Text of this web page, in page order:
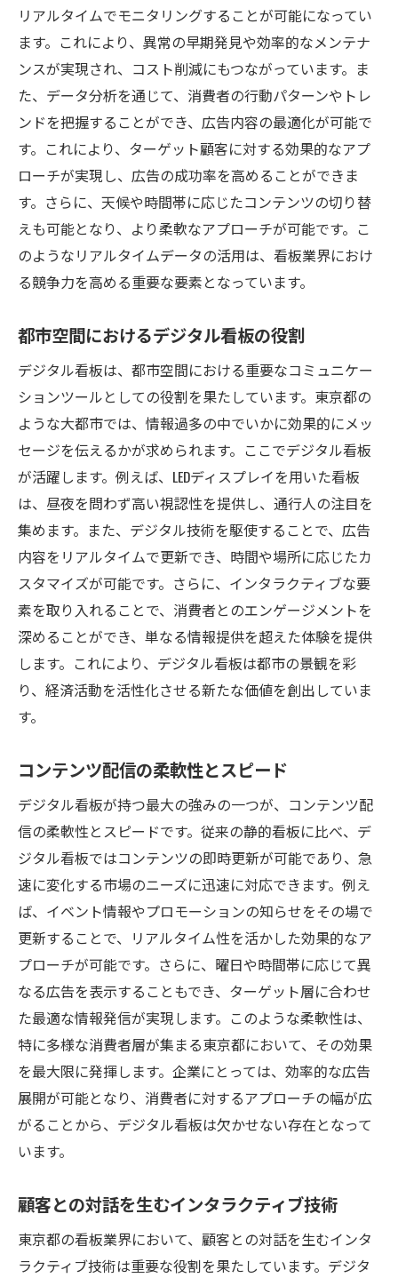
リアルタイムでモニタリングすることが可能になってい
ます。これにより、異常の早期発見や効率的なメンテナ
ンスが実現され、コスト削減にもつながっています。ま
た、データ分析を通じて、消費者の行動パターンやトレ
ンドを把握することができ、広告内容の最適化が可能で
す。これにより、ターゲット顧客に対する効果的なアプ
ローチが実現し、広告の成功率を高めることができま
す。さらに、天候や時間帯に応じたコンテンツの切り替
えも可能となり、より柔軟なアプローチが可能です。こ
のようなリアルタイムデータの活用は、看板業界におけ
る競争力を高める重要な要素となっています。
都市空間におけるデジタル看板の役割
デジタル看板は、都市空間における重要なコミュニケー
ションツールとしての役割を果たしています。東京都の
ような大都市では、情報過多の中でいかに効果的にメッ
セージを伝えるかが求められます。ここでデジタル看板
が活躍します。例えば、LEDディスプレイを用いた看板
は、昼夜を問わず高い視認性を提供し、通行人の注目を
集めます。また、デジタル技術を駆使することで、広告
内容をリアルタイムで更新でき、時間や場所に応じたカ
スタマイズが可能です。さらに、インタラクティブな要
素を取り入れることで、消費者とのエンゲージメントを
深めることができ、単なる情報提供を超えた体験を提供
します。これにより、デジタル看板は都市の景観を彩
り、経済活動を活性化させる新たな価値を創出していま
す。
コンテンツ配信の柔軟性とスピード
デジタル看板が持つ最大の強みの一つが、コンテンツ配
信の柔軟性とスピードです。従来の静的看板に比べ、デ
ジタル看板ではコンテンツの即時更新が可能であり、急
速に変化する市場のニーズに迅速に対応できます。例え
ば、イベント情報やプロモーションの知らせをその場で
更新することで、リアルタイム性を活かした効果的なア
プローチが可能です。さらに、曜日や時間帯に応じて異
なる広告を表示することもでき、ターゲット層に合わせ
た最適な情報発信が実現します。このような柔軟性は、
特に多様な消費者層が集まる東京都において、その効果
を最大限に発揮します。企業にとっては、効率的な広告
展開が可能となり、消費者に対するアプローチの幅が広
がることから、デジタル看板は欠かせない存在となって
います。
顧客との対話を生むインタラクティブ技術
東京都の看板業界において、顧客との対話を生むインタ
ラクティブ技術は重要な役割を果たしています。デジタ